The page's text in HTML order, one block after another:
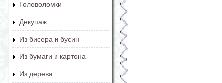
Головоломки
Декупаж
Из бисера и бусин
Из бумаги и картона
Из дерева